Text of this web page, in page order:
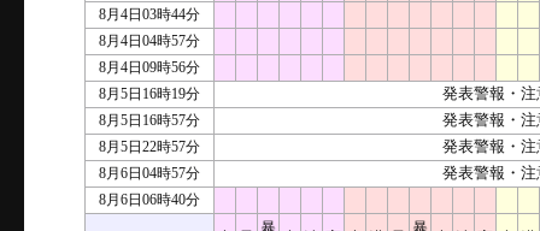
8月4日03時44分
8月4日04時57分
8月4日09時56分
8月5日16時19分
発表警報・
8月5日16時57分
発表警報・
8月5日22時57分
発表警報・
8月6日04時57分
発表警報・
8月6日06時40分